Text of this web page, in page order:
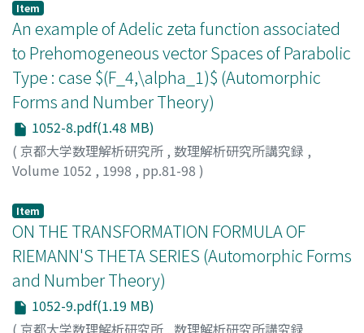
Item
An example of Adelic zeta function associated
to Prehomogeneous vector Spaces of Parabolic
Type : case $(F_4,\alpha_1)$ (Automorphic
Forms and Number Theory)
1052-8.pdf(1.48 MB)
( 京都大学数理解析研究所 , 数理解析研究所講究録 ,
Volume 1052 , 1998 , pp.81-98 )
Item
ON THE TRANSFORMATION FORMULA OF
RIEMANN'S THETA SERIES (Automorphic Forms
and Number Theory)
1052-9.pdf(1.19 MB)
( 京都大学数理解析研究所 数理解析研究所講究録